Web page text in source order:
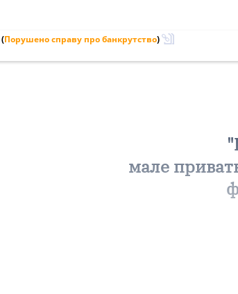
(Порушено справу про банкрутство)
мале